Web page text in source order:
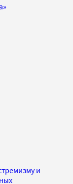
и